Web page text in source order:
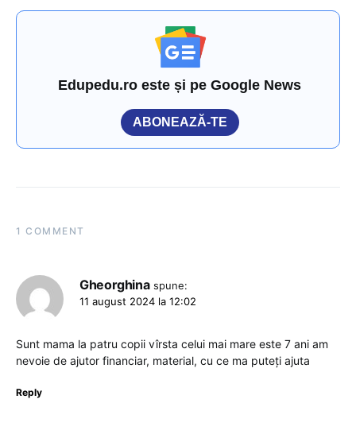
Edupedu.ro este și pe Google News
ABONEAZĂ-TE
1 COMMENT
Gheorghina spune:
11 august 2024 la 12:02
Sunt mama la patru copii vîrsta celui mai mare este 7 ani am
nevoie de ajutor financiar, material, cu ce ma puteți ajuta
Reply